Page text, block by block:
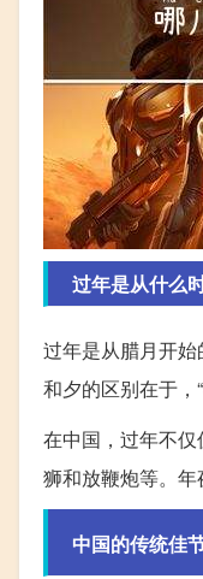
过年是从什么
过年是从腊月开
和夕的区别在于，
在中国，过年不
狮和放鞭炮等。年
中国的传统佳